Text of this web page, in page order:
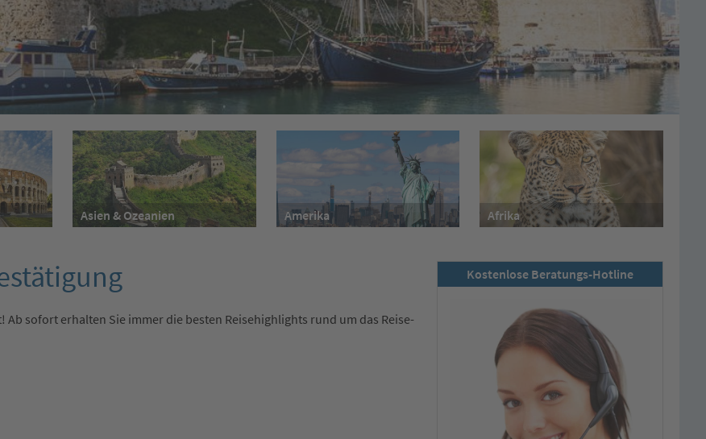
Asien & Ozeanien Amerika Afrika
sofort erhalten Sie immer die besten Reisehighlights rund um das Reise-
Kostenlose Beratungs-Hotline